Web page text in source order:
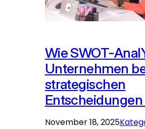
Wie SWOT-
Unternehmen
strategischen
November 18, 2025